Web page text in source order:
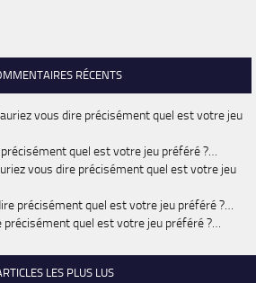
RÉCENTS
vous dire précisément quel est votre jeu
quel est votre jeu préféré ?…
vous dire précisément quel est votre jeu
précisément quel est votre jeu préféré ?…
précisément quel est votre jeu préféré ?…
LES PLUS LUS